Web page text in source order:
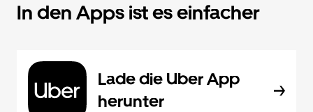
In den Apps ist es einfacher
Lade die Uber App
herunter